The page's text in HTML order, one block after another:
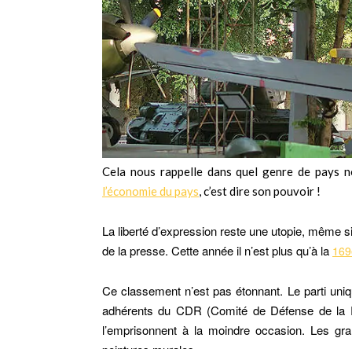
Cela nous rappelle dans quel genre de
l’économie du pays, c’est dire son pouvoir !
La liberté d’expression reste une utopie,
de la presse. Cette année il n’est plus qu’à la
Ce classement n’est pas étonnant. Le parti
adhérents du CDR (Comité de Défense de
l’emprisonnent à la moindre occasion. Les